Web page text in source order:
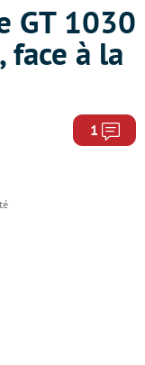
GT 1030
face à la
1